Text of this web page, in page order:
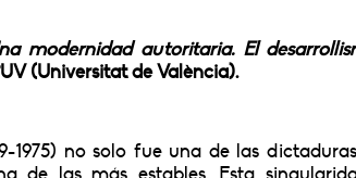
modernidad autoritaria. El
(Universitat de València).
1975) no solo fue una de las